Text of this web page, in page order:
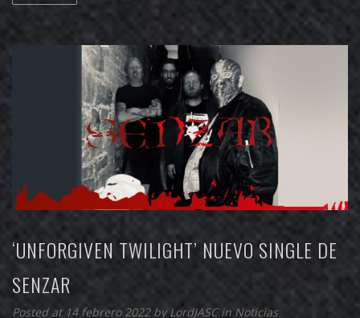
‘UNFORGIVEN TWILIGHT’ NUEVO SINGLE DE
SENZAR
Posted at 14 febrero 2022 byLordJASCin Noticias